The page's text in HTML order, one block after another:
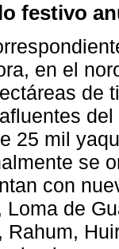
festivo
en el
de
25 mil
se
con
Loma de
Rahum,